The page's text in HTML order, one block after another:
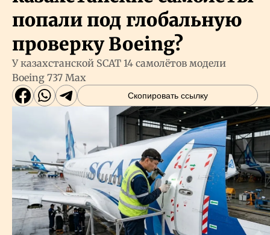
попали под глобальную
проверку Boeing?
У казахстанской SCAT 14 самолётов модели
Boeing 737 Max
Скопировать ссылку